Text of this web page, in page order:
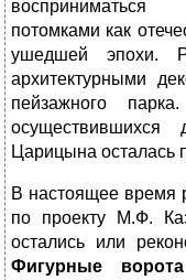
потомками как
ушедшей эпохи.
архитектурными
пейзажного
Царицына осталась
В настоящее время
по проекту М.Ф.
остались или
Фигурные ворота